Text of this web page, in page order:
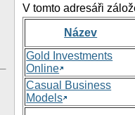
V tomto adresáři
Název
Gold Investments
Online
Casual Business
Models